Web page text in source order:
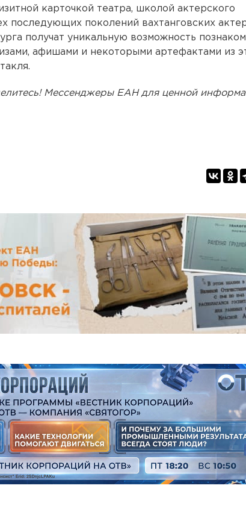
карточкой театра, школой актерского
последующих поколений вахтанговских
получат уникальную возможность
афишами и некоторыми артефактами из
Мессенджеры ЕАН для ценной